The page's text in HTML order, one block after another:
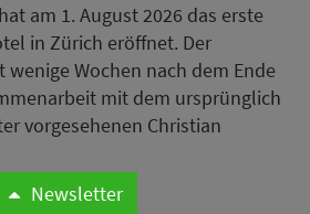
am 1. August 2026 das erste
in Zürich eröffnet. Der
Wochen nach dem Ende
mit dem ursprünglich
vorgesehenen Christian
Newsletter